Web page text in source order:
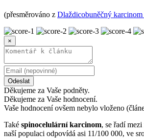
(přesměrováno z Dlaždicobuněčný karcinom
×
Odeslat
Děkujeme za Vaše podněty.
Děkujeme za Vaše hodnocení.
Vaše hodnocení ovšem nebylo vloženo
Také spinocelulární karcinom, se řadí
naší populaci odpovídá asi 11/100 000, ve